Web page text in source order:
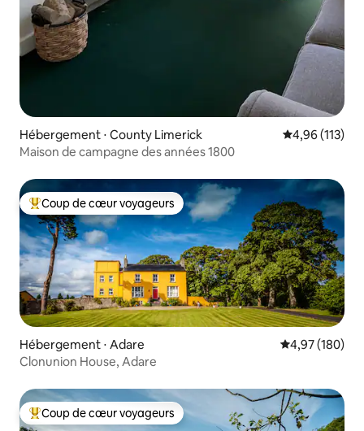
Hébergement ⋅ County Limerick Évaluation
4,96 (113)
Maison de campagne des années 1800
Coups de cœur voyageurs les plus appréciés
Coup de cœur voyageurs
Hébergement ⋅ Adare Évaluation
4,97 (180)
Clonunion House, Adare
Coups de cœur voyageurs les plus appréciés
Coup de cœur voyageurs